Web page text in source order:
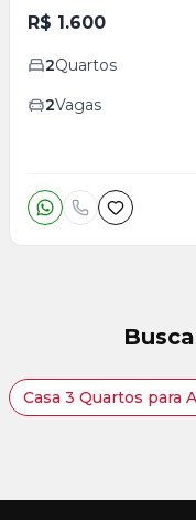
R$ 1.600
2Quartos
2Vagas
Casa 3 Quartos para